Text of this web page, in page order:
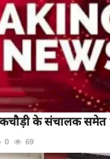
के संचालक समेत
0 69